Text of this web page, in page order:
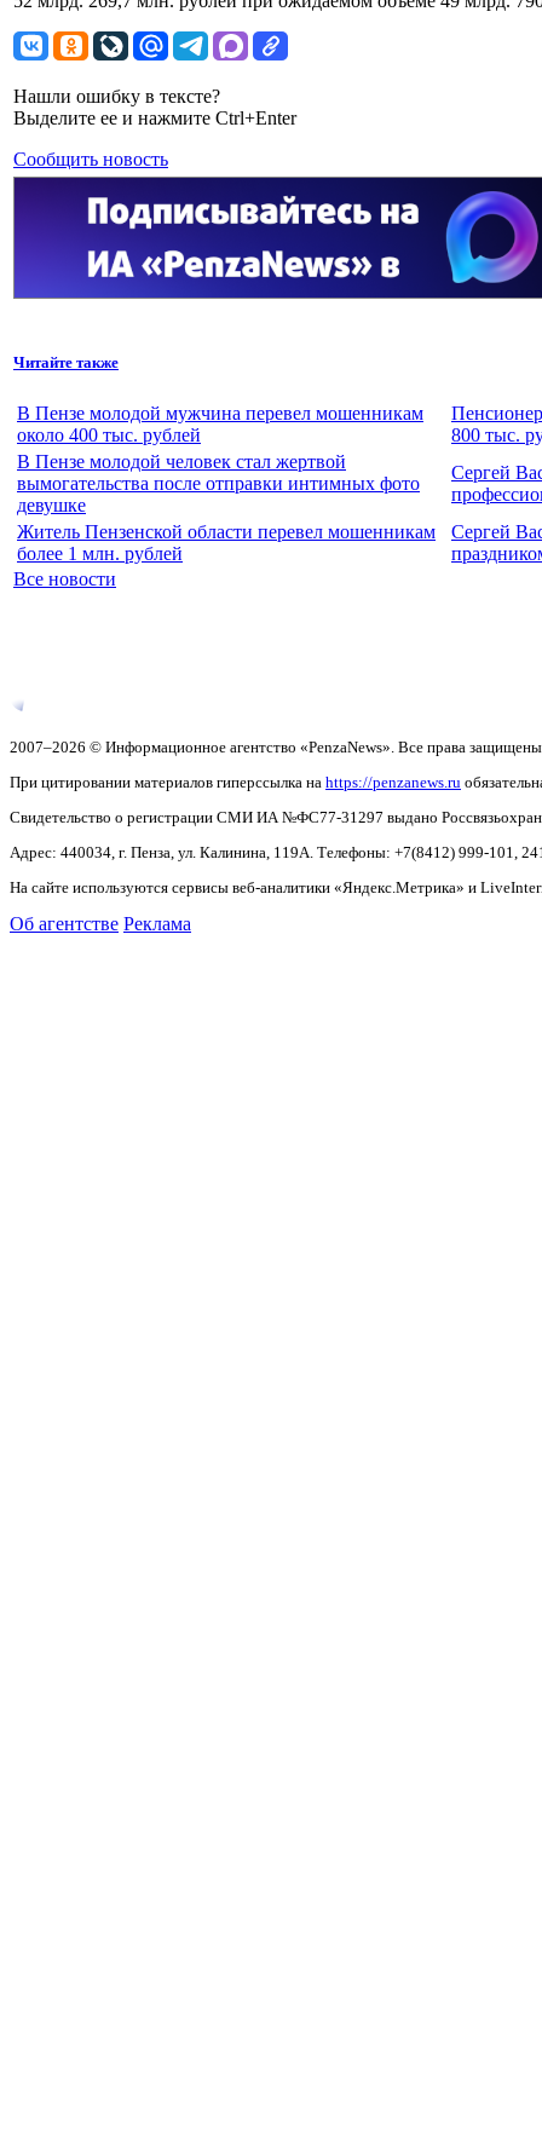
Нашли ошибку в тексте?
Выделите ее и нажмите Ctrl+Enter
Сообщить новость
Читайте также
В Пензе молодой мужчина перевел мошенникам
около 400 тыс. рублей
800 тыс.
В Пензе молодой человек стал жертвой
вымогательства после отправки интимных фото
девушке
Сергей
Житель Пензенской области перевел мошенникам
более 1 млн. рублей
Сергей
Все новости
2007–2026 © Информационное агентство «PenzaNews». Все права
При цитировании материалов гиперссылка на https://penzanews.ru
Свидетельство о регистрации СМИ ИА №ФС77-31297 выдано
Адрес: 440034, г. Пенза, ул. Калинина, 119А. Телефоны: +7(8412) 999-101,
На сайте используются сервисы веб-аналитики «Яндекс.Метрика» и
Об агентстве Реклама